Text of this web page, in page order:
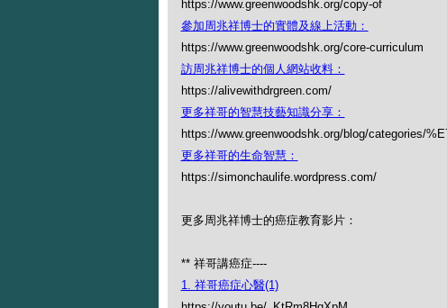
https://www.greenwoodshk.org/copy-of
參加周兆祥博士的實體及線上活動：
https://www.greenwoodshk.org/core-curriculum
訪周兆祥博士的個人網站收料：
https://alivewithdrgreen.com/
更多祥哥的智慧技藝知識分享：
https://www.greenwoodshk.org/blog/categories/
更多祥哥的生命智慧：
https://simonchaulife.wordpress.com/
更多周兆祥博士的癌症教育影片：
** 祥哥講癌症----
1. 祥哥癌症心醫(1)